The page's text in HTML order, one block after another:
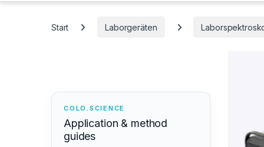
Start Laborgeräten
COLO.SCIENCE
Application & method
guides